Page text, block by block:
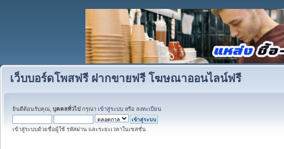
เว็บบอร์ดโพสฟรี ฝากขายฟรี โฆษณาออนไลน์ฟรี
ยินดีต้อนรับคุณ, บุคคลทั่วไป กรุณา เข้าสู่ระบบ หรือ ลงทะเบียน
เข้าสู่ระบบด้วยชื่อผู้ใช้ รหัสผ่าน และระยะเวลาในเซสชั่น